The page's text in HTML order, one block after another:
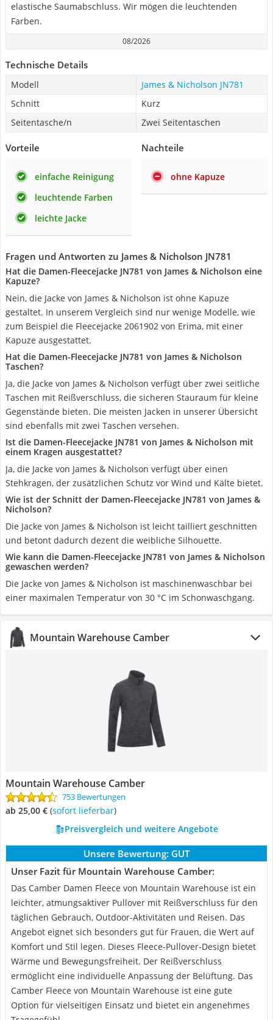
elastische Saumabschluss. Wir mögen die leuchtenden
Farben.
08/2026
Technische Details
Modell
James & Nicholson JN781
Schnitt
Kurz
Seitentasche/n
Zwei Seitentaschen
Vorteile
einfache Reinigung
leuchtende Farben
leichte Jacke
Nachteile
ohne Kapuze
Fragen und Antworten zu James & Nicholson JN781
Hat die Damen-Fleecejacke JN781 von James & Nicholson eine
Kapuze?
Nein, die Jacke von James & Nicholson ist ohne Kapuze
gestaltet. In unserem Vergleich sind nur wenige Modelle, wie
zum Beispiel die Fleecejacke 2061902 von Erima, mit einer
Kapuze ausgestattet.
Hat die Damen-Fleecejacke JN781 von James & Nicholson
Taschen?
Ja, die Jacke von James & Nicholson verfügt über zwei seitliche
Taschen mit Reißverschluss, die sicheren Stauraum für kleine
Gegenstände bieten. Die meisten Jacken in unserer Übersicht
sind ebenfalls mit zwei Taschen versehen.
Ist die Damen-Fleecejacke JN781 von James & Nicholson mit
einem Kragen ausgestattet?
Ja, die Jacke von James & Nicholson verfügt über einen
Stehkragen, der zusätzlichen Schutz vor Wind und Kälte bietet.
Wie ist der Schnitt der Damen-Fleecejacke JN781 von James &
Nicholson?
Die Jacke von James & Nicholson ist leicht tailliert geschnitten
und betont dadurch dezent die weibliche Silhouette.
Wie kann die Damen-Fleecejacke JN781 von James & Nicholson
gewaschen werden?
Die Jacke von James & Nicholson ist maschinenwaschbar bei
einer maximalen Temperatur von 30 °C im Schonwaschgang.
Mountain Warehouse Camber
Mountain Warehouse Camber
753 Bewertungen
ab 25,00 € ( Sofort lieferbar)
Preisvergleich und weitere Angebote
Unsere Bewertung: GUT
Unser Fazit für Mountain Warehouse Camber:
Das Camber Damen Fleece von Mountain Warehouse ist ein
leichter, atmungsaktiver Pullover mit Reißverschluss für den
täglichen Gebrauch, Outdoor-Aktivitäten und Reisen. Das
Angebot eignet sich besonders gut für Frauen, die Wert auf
Komfort und Stil legen. Dieses Fleece-Pullover-Design bietet
Wärme und Bewegungsfreiheit. Der Reißverschluss
ermöglicht eine individuelle Anpassung der Belüftung. Das
Camber Fleece von Mountain Warehouse ist eine gute
Option für vielseitigen Einsatz und bietet ein angenehmes